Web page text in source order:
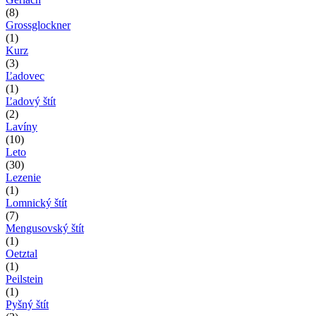
(8)
Grossglockner
(1)
Kurz
(3)
Ľadovec
(1)
Ľadový štít
(2)
Lavíny
(10)
Leto
(30)
Lezenie
(1)
Lomnický štít
(7)
Mengusovský štít
(1)
Oetztal
(1)
Peilstein
(1)
Pyšný štít